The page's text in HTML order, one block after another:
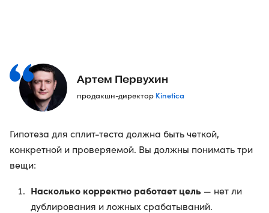
Артем Первухин
продакшн-директор Kinetica
Гипотеза для сплит-теста должна быть четкой,
конкретной и проверяемой. Вы должны понимать три
вещи:
Насколько корректно работает цель — нет ли
дублирования и ложных срабатываний.